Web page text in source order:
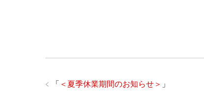
「 ＜夏季休業期間のお知らせ＞ 」